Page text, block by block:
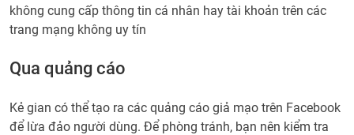
không cung cấp thông tin cá nhân hay tài khoản trên các
trang mạng không uy tín
Qua quảng cáo
Kẻ gian có thể tạo ra các quảng cáo giả mạo trên Facebook
để lừa đảo người dùng. Để phòng tránh, bạn nên kiểm tra